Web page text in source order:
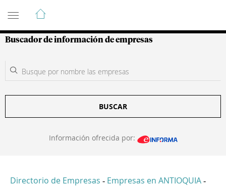
Guía de Empresas Colombianas
Buscador de información de empresas
BUSCAR
Información ofrecida por:
Directorio de Empresas - Empresas en ANTIOQUIA -